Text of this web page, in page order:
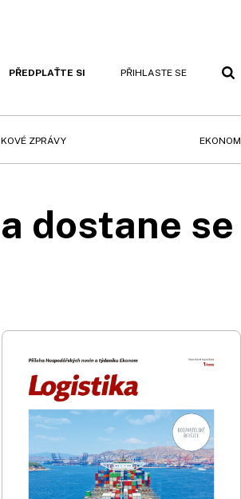
PŘEDPLAŤTE SI PŘIHLASTE SE
ZPRÁVY EKONOM
dostane se